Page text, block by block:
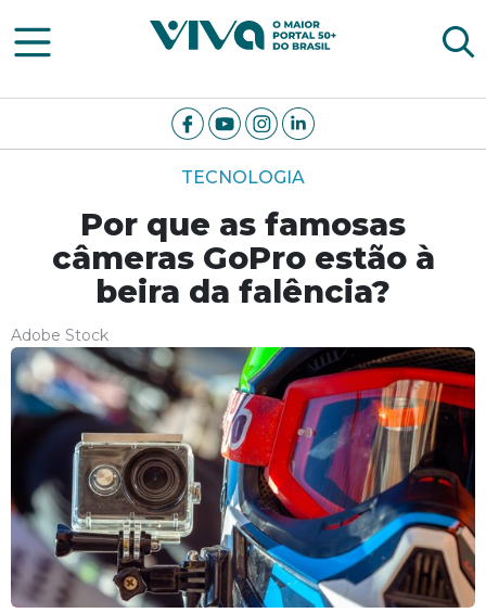
Viva Notícias
TECNOLOGIA
Por que as famosas
câmeras GoPro estão à
beira da falência?
Adobe Stock